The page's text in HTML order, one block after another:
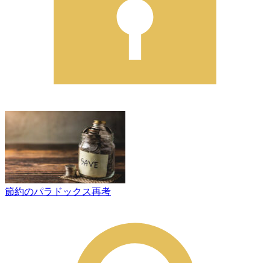
節約のパラドックス再考